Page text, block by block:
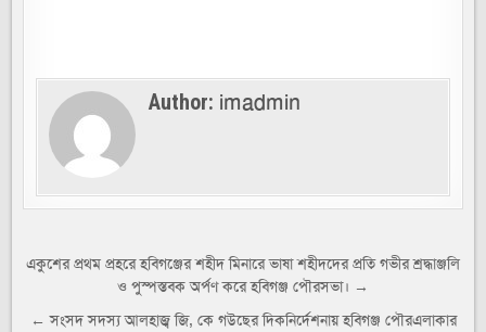
Author: imadmin
Post
navigation
একুশের প্রথম প্রহরে হবিগঞ্জের শহীদ মিনারে ভাষা শহীদদের প্রতি গভীর শ্রদ্ধাঞ্জলি
ও পুস্পস্তবক অর্পণ করে হবিগঞ্জ পৌরসভা। →
← সংসদ সদস্য আলহাজ্ব জি, কে গউছের দিকনির্দেশনায় হবিগঞ্জ পৌরএলাকার